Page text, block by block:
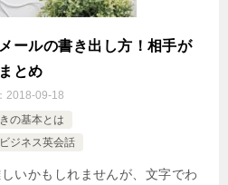
ールの書き出し方！相手が
とめ
2018-09-18
の基本とは
ジネス英会話
いかもしれませんが、文字でわ